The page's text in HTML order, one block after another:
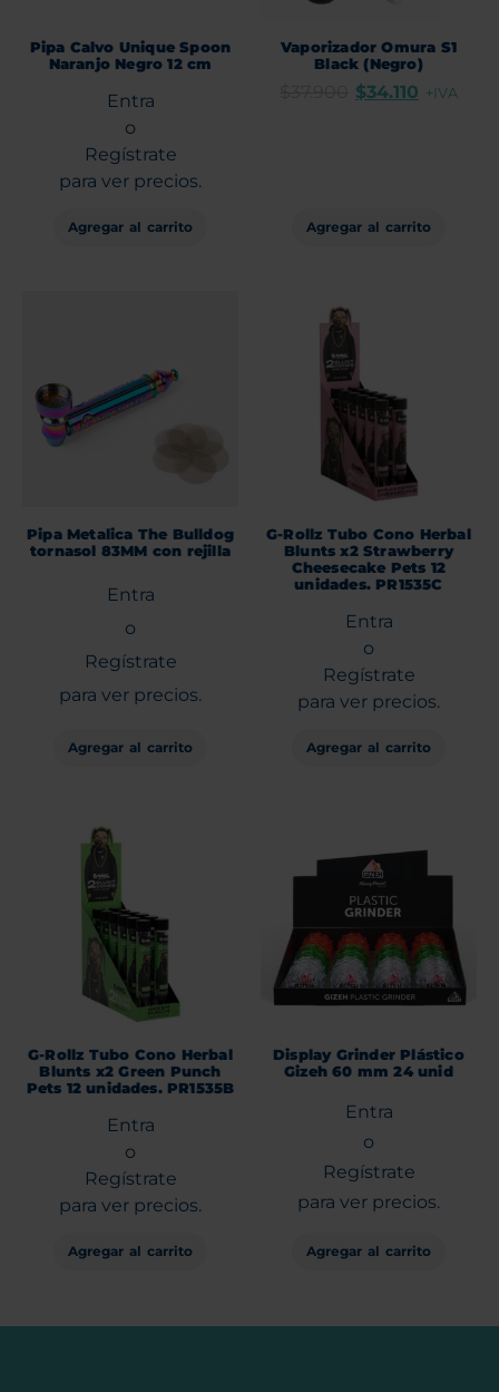
Pipa Calvo Unique Spoon
Naranjo Negro 12 cm
Entra
o
Regístrate
para ver precios.
Agregar al carrito
Vaporizador Omura S1
Black (Negro)
$34.110 +IVA
Agregar al carrito
Pipa Metalica The Bulldog
tornasol 83MM con rejilla
Entra
o
Regístrate
para ver precios.
Agregar al carrito
G-Rollz Tubo Cono Herbal
Blunts x2 Strawberry
Cheesecake Pets 12
unidades. PR1535C
Entra
o
Regístrate
para ver precios.
Agregar al carrito
G-Rollz Tubo Cono Herbal
Blunts x2 Green Punch
Pets 12 unidades. PR1535B
Entra
o
Regístrate
para ver precios.
Agregar al carrito
Display Grinder Plástico
Gizeh 60 mm 24 unid
Entra
o
Regístrate
para ver precios.
Agregar al carrito